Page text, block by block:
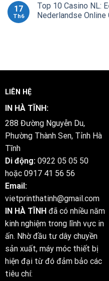
17
Th6
Top 10 Casino NL:
Nederlandse Online
LIÊN HỆ
IN HÀ TĨNH:
288 Đường Nguyễn Du,
Phường Thành Sen, Tỉnh Hà
Tĩnh
Di động: 0922 05 05 50
hoặc 0917 41 56 56
Email:
vietprinthatinh@gmail.com
IN HÀ TĨNH đã có nhiều năm
kinh nghiệm trong lĩnh vực in
ấn. Nhờ đầu tư dây chuyền
sản xuất, máy móc thiết bị
hiện đại từ đó đảm bảo các
tiêu chí: